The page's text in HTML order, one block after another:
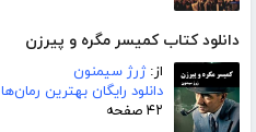
دانلود کتاب کمیسر مگره و پیرزن
از:ژرژ سیمنون
دانلود رایگان بهترین رمان‌ها
۴۲ صفحه